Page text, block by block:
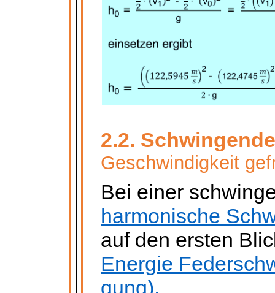
2.2.
Geschwindigkeit
Bei einer
harmonische
auf den ersten
Energie
gung).